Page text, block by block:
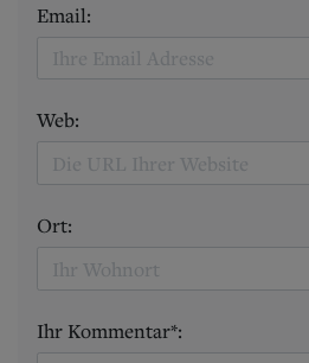
Email:
Web:
Ort:
Ihr Kommentar*: